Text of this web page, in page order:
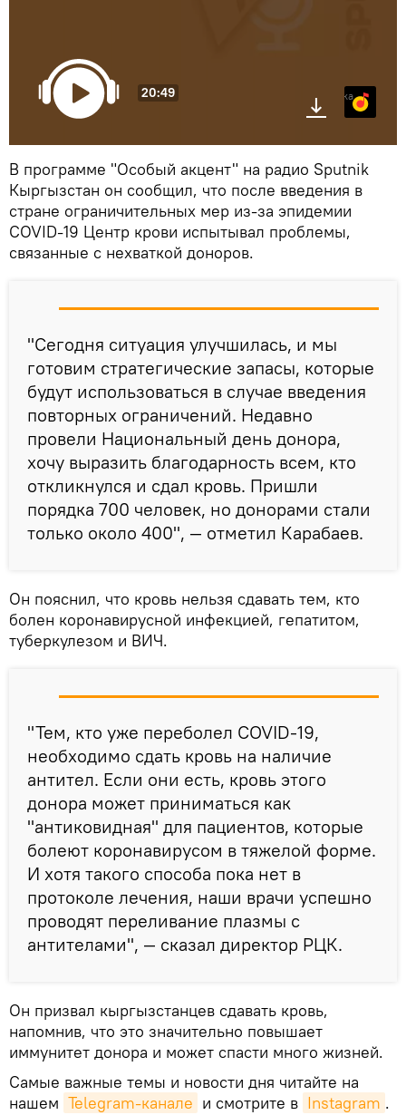
20:49 Яндекс.Музыка
В программе "Особый акцент" на радио Sputnik
Кыргызстан он сообщил, что после введения в
стране ограничительных мер из-за эпидемии
COVID-19 Центр крови испытывал проблемы,
связанные с нехваткой доноров.
"Сегодня ситуация улучшилась, и мы
готовим стратегические запасы, которые
будут использоваться в случае введения
повторных ограничений. Недавно
провели Национальный день донора,
хочу выразить благодарность всем, кто
откликнулся и сдал кровь. Пришли
порядка 700 человек, но донорами стали
только около 400", — отметил Карабаев.
Он пояснил, что кровь нельзя сдавать тем, кто
болен коронавирусной инфекцией, гепатитом,
туберкулезом и ВИЧ.
"Тем, кто уже переболел COVID-19,
необходимо сдать кровь на наличие
антител. Если они есть, кровь этого
донора может приниматься как
"антиковидная" для пациентов, которые
болеют коронавирусом в тяжелой форме.
И хотя такого способа пока нет в
протоколе лечения, наши врачи успешно
проводят переливание плазмы с
антителами", — сказал директор РЦК.
Он призвал кыргызстанцев сдавать кровь,
напомнив, что это значительно повышает
иммунитет донора и может спасти много жизней.
Самые важные темы и новости дня читайте на
нашем Telegram-канале и смотрите в Instagram .